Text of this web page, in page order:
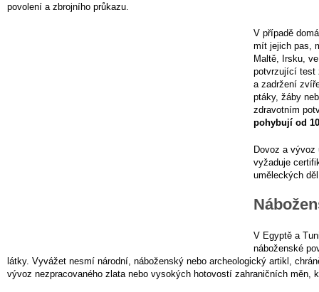
povolení a zbrojního průkazu.
V případě
mít jejich pas,
Maltě, Irsku,
potvrzující test
a zadržení
ptáky, žáby
zdravotním
pohybují od
Dovoz a
vyžaduje
uměleckých
V Egyptě a
náboženské
látky. Vyvážet nesmí národní, náboženský nebo archeologický artikl,
vývoz nezpracovaného zlata nebo vysokých hotovostí zahraničních měn,